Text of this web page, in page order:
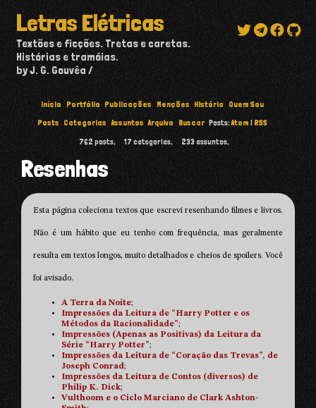
Letras Elétricas
Textões e ficções. Tretas e caretas.
Histórias e tramóias.
by J. G. Gouvêa
Início Portfólio Publicações Menções História
Quem Sou
Posts Categorias Assuntos Arquivo Buscar Posts:Atom | RSS
762 posts, 17 categorias, 233assuntos,
Resenhas
Esta página coleciona textos que escrevi resenhando filmes e livros.
Não é um hábito que eu tenho com frequência, mas geralmente
resulta em textos longos, muito detalhados e cheios de spoilers. Você
foi avisado.
A Terra da Noite;
Impressões da Leitura de “Harry Potter e os
Métodos da Racionalidade”;
Impressões (Apenas as Positivas) da Leitura da
Série “Harry Potter”;
Impressões da Leitura de “Coração das Trevas”, de
Joseph Conrad;
Impressões da Leitura de Contos (diversos) de
Philip K. Dick;
Vulthoom e o Ciclo Marciano de Clark Ashton-